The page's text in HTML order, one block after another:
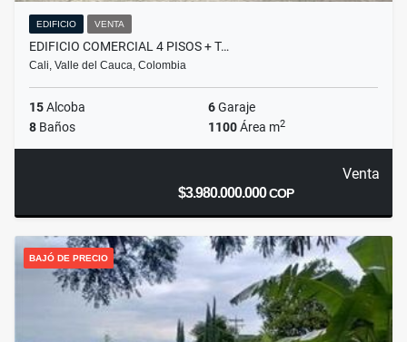
EDIFICIO VENTA
EDIFICIO COMERCIAL 4 PISOS + T…
Cali, Valle del Cauca, Colombia
15Alcoba 6Garaje
8 Baños 1100Área m2
Venta
$3.980.000.000COP
BAJÓ DE PRECIO